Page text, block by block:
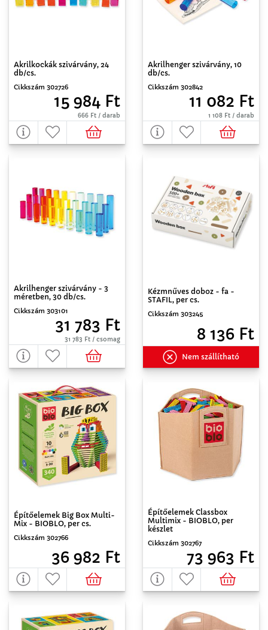
Akrilkockák szivárvány, 24
db/cs.
Cikkszám 302726
15 984 Ft
666 Ft / darab
Akrilhenger szivárvány, 10
db/cs.
Cikkszám 302842
11 082 Ft
1 108 Ft / darab
Akrilhenger szivárvány - 3
méretben, 30 db/cs.
Cikkszám 303101
31 783 Ft
31 783 Ft / csomag
Kézmnűves doboz - fa -
STAFIL, per cs.
Cikkszám 303245
8 136 Ft
Nem szállítható
Építőelemek Big Box Multi-
Mix - BIOBLO, per cs.
Cikkszám 302766
36 982 Ft
Építőelemek Classbox
Multimix - BIOBLO, per
készlet
Cikkszám 302767
73 963 Ft